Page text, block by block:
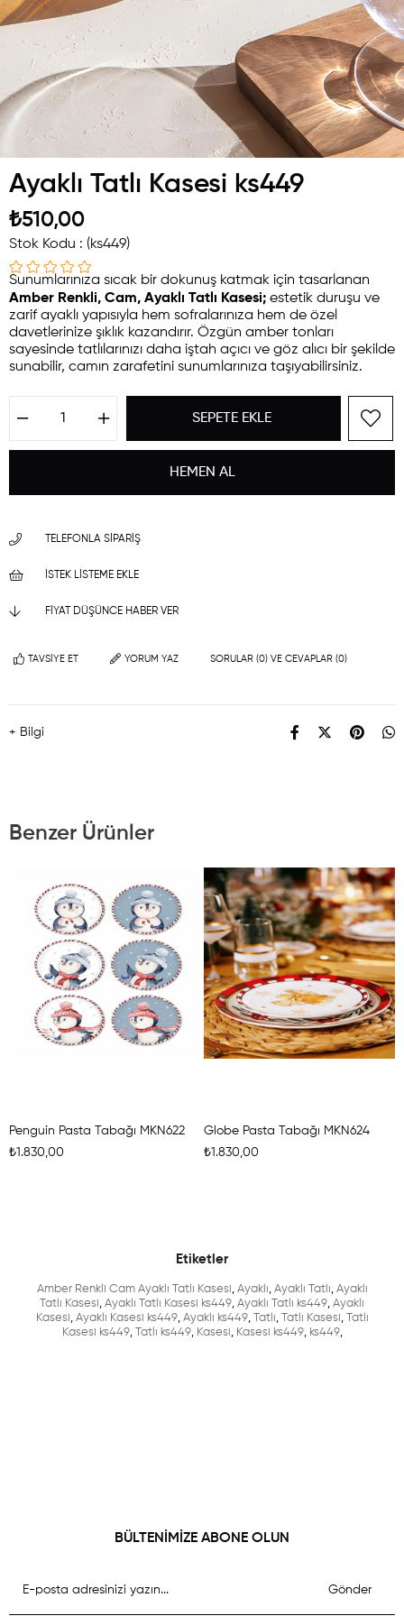
Ayaklı Tatlı Kasesi ks449
₺510,00
Stok Kodu (ks449)
Sunumlarınıza sıcak bir dokunuş katmak için tasarlanan
Amber Renkli, Cam, Ayaklı Tatlı Kasesi; estetik duruşu ve
zarif ayaklı yapısıyla hem sofralarınıza hem de özel
davetlerinize şıklık kazandırır. Özgün amber tonları
sayesinde tatlılarınızı daha iştah açıcı ve göz alıcı bir şekilde
sunabilir, camın zarafetini sunumlarınıza taşıyabilirsiniz.
TELEFONLA SIPARIŞ
İSTEK LISTEME EKLE
FIYAT DÜŞÜNCE HABER VER
TAVSIYE ET YORUM YAZ SORULAR (0) VE CEVAPLAR (0)
+ Bilgi
Benzer Ürünler
Penguin Pasta Tabağı MKN622
₺1.830,00
Globe Pasta Tabağı MKN624
₺1.830,00
Etiketler
Amber Renkli Cam Ayaklı Tatlı Kasesi , Ayaklı, Ayaklı Tatlı, Ayaklı
Tatlı Kasesi , Ayaklı Tatlı Kasesi ks449, Ayaklı Tatlı ks449, Ayaklı
Kasesi , Ayaklı Kasesi ks449, Ayaklı ks449, Tatlı, Tatlı Kasesi ,
Tatlı
Kasesi ks449, Tatlı ks449, Kasesi , Kasesi ks449, ks449,
BÜLTENİMİZE ABONE OLUN
Gönder